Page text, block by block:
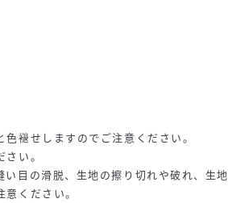
褪せしますのでご注意ください。
い。
目の滑脱、生地の擦り切れや破れ、生地
ください。